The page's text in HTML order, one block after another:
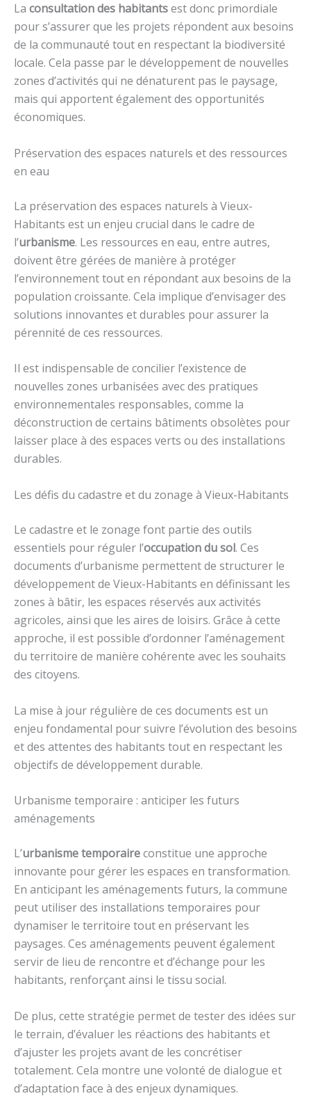
La consultation des habitantsest donc primordiale
pour s’assurer que les projets répondent aux besoins
de la communauté tout en respectant la biodiversité
locale. Cela passe par le développement de nouvelles
zones d’activités qui ne dénaturent pas le paysage,
mais qui apportent également des opportunités
économiques.
Préservation des espaces naturels et des ressources
en eau
La préservation des espaces naturels à Vieux-
Habitants est un enjeu crucial dans le cadre de
l’urbanisme. Les ressources en eau, entre autres,
doivent être gérées de manière à protéger
l’environnement tout en répondant aux besoins de la
population croissante. Cela implique d’envisager des
solutions innovantes et durables pour assurer la
pérennité de ces ressources.
Il est indispensable de concilier l’existence de
nouvelles zones urbanisées avec des pratiques
environnementales responsables, comme la
déconstruction de certains bâtiments obsolètes pour
laisser place à des espaces verts ou des installations
durables.
Les défis du cadastre et du zonage à Vieux-Habitants
Le cadastre et le zonage font partie des outils
essentiels pour réguler l’occupation du sol. Ces
documents d’urbanisme permettent de structurer le
développement de Vieux-Habitants en définissant les
zones à bâtir, les espaces réservés aux activités
agricoles, ainsi que les aires de loisirs. Grâce à cette
approche, il est possible d’ordonner l’aménagement
du territoire de manière cohérente avec les souhaits
des citoyens.
La mise à jour régulière de ces documents est un
enjeu fondamental pour suivre l’évolution des besoins
et des attentes des habitants tout en respectant les
objectifs de développement durable.
Urbanisme temporaire : anticiper les futurs
aménagements
L’urbanisme temporaireconstitue une approche
innovante pour gérer les espaces en transformation.
En anticipant les aménagements futurs, la commune
peut utiliser des installations temporaires pour
dynamiser le territoire tout en préservant les
paysages. Ces aménagements peuvent également
servir de lieu de rencontre et d’échange pour les
habitants, renforçant ainsi le tissu social.
De plus, cette stratégie permet de tester des idées sur
le terrain, d’évaluer les réactions des habitants et
d’ajuster les projets avant de les concrétiser
totalement. Cela montre une volonté de dialogue et
d’adaptation face à des enjeux dynamiques.